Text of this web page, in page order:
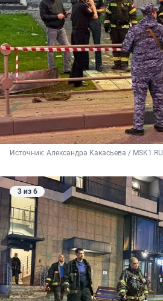
Источник: Александра Какасьева / MSK1.RU
3 из 6